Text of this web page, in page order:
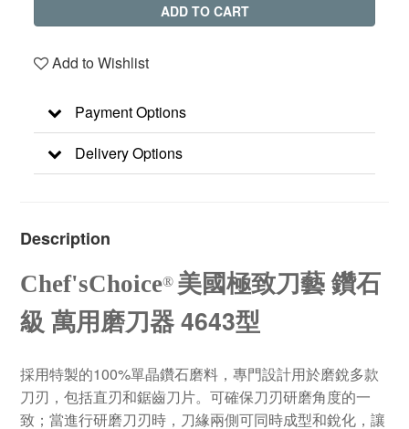
ADD TO CART
Add to Wishlist
Payment Options
Delivery Options
Description
Chef'sChoice® 美國極致刀藝 鑽石
級 萬用磨刀器 4643型
採用特製的100%單晶鑽石磨料，專門設計用於磨銳多款
刀刃，包括直刃和鋸齒刀片。可確保刀刃研磨角度的一
致；當進行研磨刀刃時，刀緣兩側可同時成型和銳化，讓